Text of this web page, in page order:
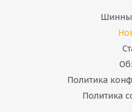
Политика
Политика